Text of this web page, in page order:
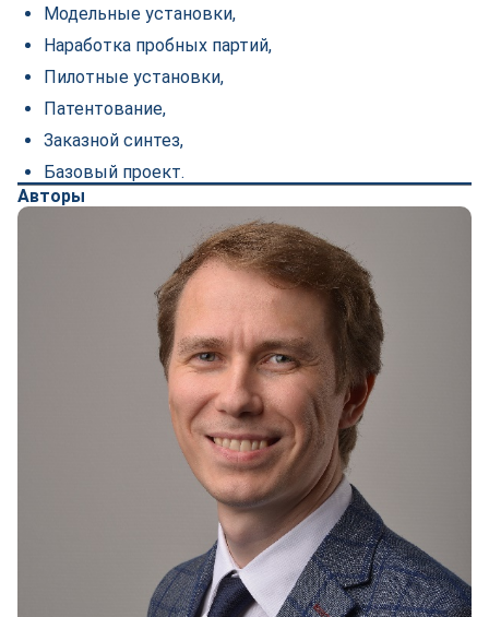
Модельные установки,
Наработка пробных партий,
Пилотные установки,
Патентование,
Заказной синтез,
Базовый проект.
Авторы